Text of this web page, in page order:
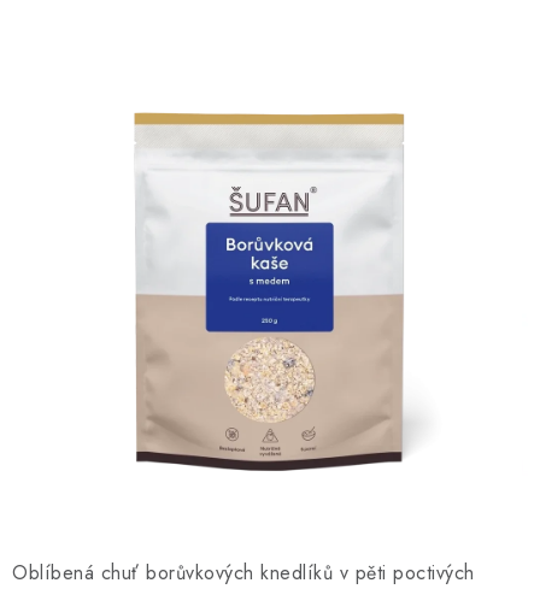
RELAX A REGENERACE
FIREMNÍ DÁRKY
DOPRAVA A PLATBA
Oblíbená chuť borůvkových knedlíků v pěti poctivých